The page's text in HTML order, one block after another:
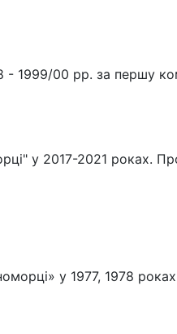
- 1999/00 рр. за першу
у 2017-2021 роках.
у 1977, 1978